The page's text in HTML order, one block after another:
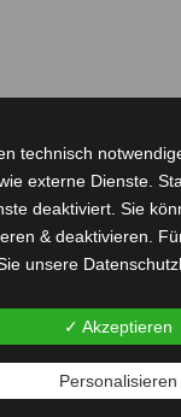
technisch
externe Dienste.
deaktiviert. Sie
& deaktivieren.
unsere
✓ Akzeptieren
Personalisieren